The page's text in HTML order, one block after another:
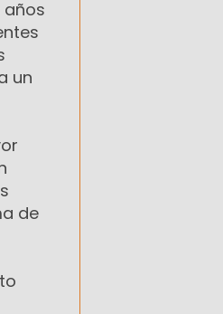
años
un
de